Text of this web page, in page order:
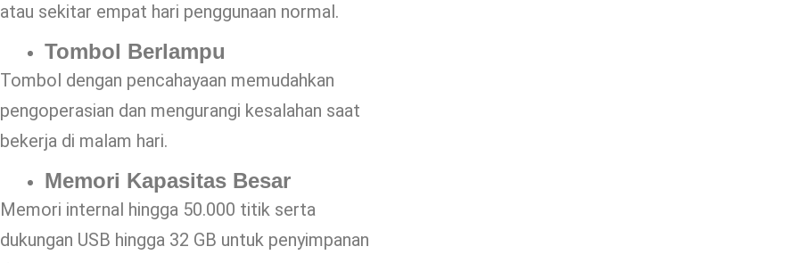
atau sekitar empat hari penggunaan normal.
Tombol Berlampu
Tombol dengan pencahayaan memudahkan
pengoperasian dan mengurangi kesalahan saat
bekerja di malam hari.
Memori Kapasitas Besar
Memori internal hingga 50.000 titik serta
dukungan USB hingga 32 GB untuk penyimpanan